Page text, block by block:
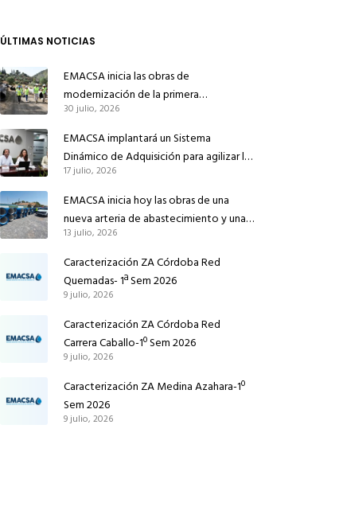
ÚLTIMAS NOTICIAS
EMACSA inicia las obras de
modernización de la primera
conducción de abastecimiento para
reforzar el suministro de agua de
Córdoba
30 julio, 2026
EMACSA implantará un Sistema
Dinámico de Adquisición para agilizar la
contratación de obras en sus redes e
instalaciones
17 julio, 2026
EMACSA inicia hoy las obras de una
nueva arteria de abastecimiento y una
red de agua no potable en Ingeniero
Ruiz de Azúa
13 julio, 2026
Caracterización ZA Córdoba Red
Quemadas- 1ª Sem 2026
9 julio, 2026
Caracterización ZA Córdoba Red
Carrera Caballo-1º Sem 2026
9 julio, 2026
Caracterización ZA Medina Azahara-1º
Sem 2026
9 julio, 2026